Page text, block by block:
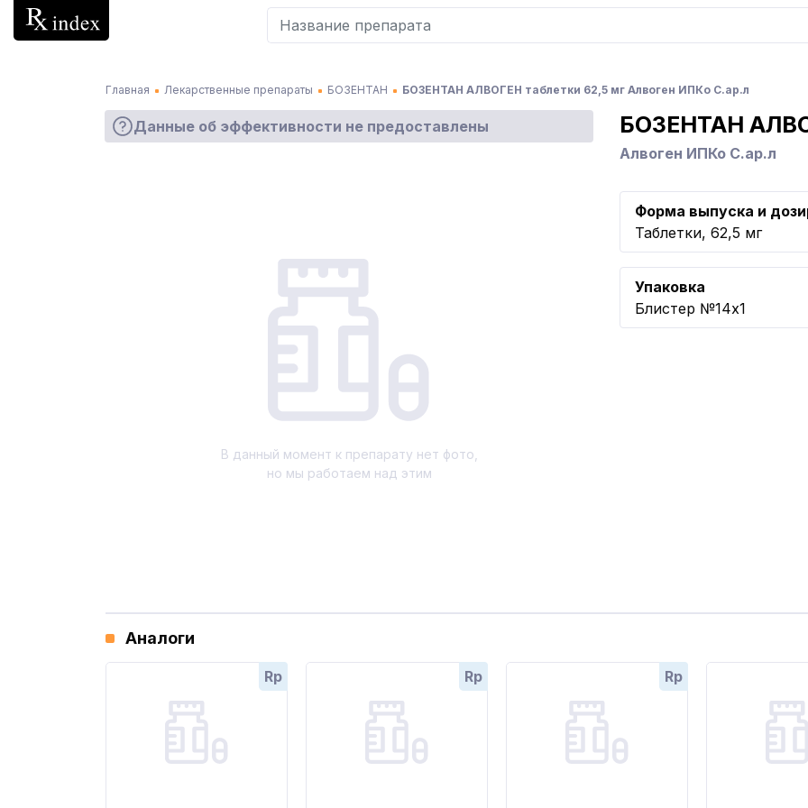
Главная Лекарственные препараты БОЗЕНТАН БОЗЕНТАН АЛВОГЕН таблетки 62,5 мг Алвоген ИПКо С.ар.л
Данные об эффективности не предоставлены
В данный момент к препарату нет фото,
но мы работаем над этим
БОЗЕНТАН
Алвоген ИПКо С.ар.л
Форма выпуска и
Таблетки, 62,5 мг
Упаковка
Блистер №14x1
Аналоги
Rp Rp Rp